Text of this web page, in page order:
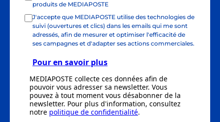
produits de MEDIAPOSTE
J'accepte que MEDIAPOSTE utilise des technologies de
suivi (ouvertures et clics) dans les emails qui me sont
adressés, afin de mesurer et optimiser l'efficacité de
ses campagnes et d'adapter ses actions commerciales.
Pour en savoir plus
MEDIAPOSTE collecte ces données afin de
pouvoir vous adresser sa newsletter. Vous
pouvez à tout moment vous désabonner de la
newsletter. Pour plus d'information, consultez
notre politique de confidentialité.